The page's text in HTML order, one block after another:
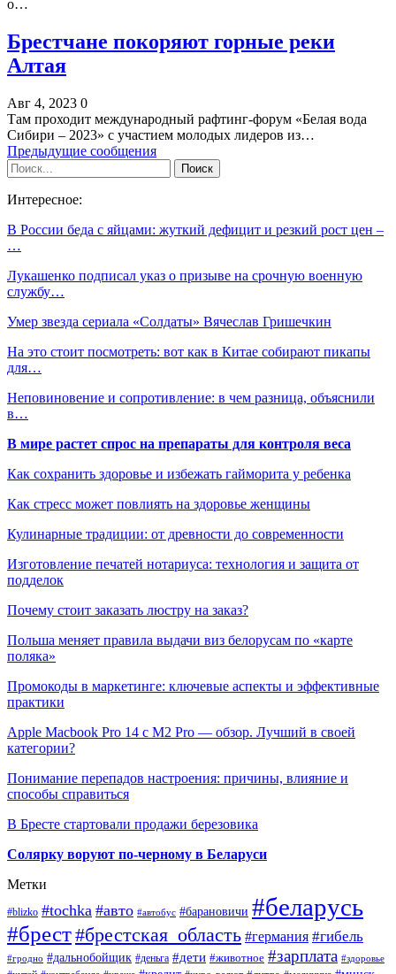
о…
Брестчане покоряют горные реки
Алтая
Авг 4, 2023 0
Там проходит международный рафтинг-форум «Белая вода
Сибири – 2023» с участием молодых лидеров из…
Предыдущие сообщения
Интересное:
В России беда с яйцами: жуткий дефицит и резкий рост цен –
…
Лукашенко подписал указ о призыве на срочную военную
службу…
Умер звезда сериала «Солдаты» Вячеслав Гришечкин
На это стоит посмотреть: вот как в Китае собирают пикапы
для…
Неповиновение и сопротивление: в чем разница, объяснили
в…
В мире растет спрос на препараты для контроля веса
Как сохранить здоровье и избежать гайморита у ребенка
Как стресс может повлиять на здоровье женщины
Кулинарные традиции: от древности до современности
Изготовление печатей нотариуса: технология и защита от
подделок
Почему стоит заказать люстру на заказ?
Польша меняет правила выдачи виз белорусам по «карте
поляка»
Промокоды в маркетинге: ключевые аспекты и эффективные
практики
Apple Macbook Pro 14 с M2 Pro — обзор. Лучший в своей
категории?
Понимание перепадов настроения: причины, влияние и
способы справиться
В Бресте стартовали продажи березовика
Солярку воруют по-черному в Беларуси
Метки
#blizko #tochka #авто #автобус #барановичи #беларусь
#брест#брестская_область #германия #гибель
#гродно #дальнобойщик #деньга #дети #животное #зарплата #здоровье